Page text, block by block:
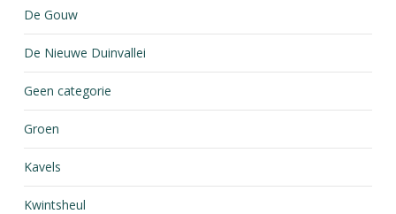
De Gouw
De Nieuwe Duinvallei
Geen categorie
Groen
Kavels
Kwintsheul